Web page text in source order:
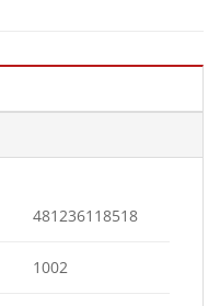
481236118518
1002